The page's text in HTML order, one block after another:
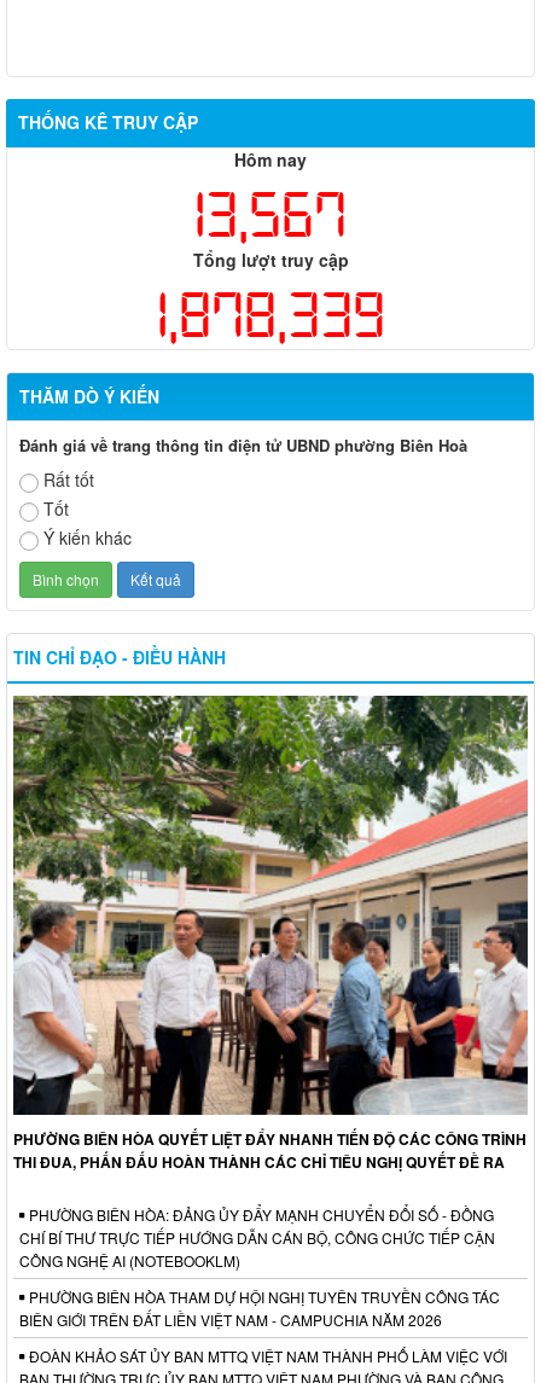
THỐNG KÊ TRUY CẬP
Hôm nay
13,567
Tổng lượt truy cập
1,878,339
THĂM DÒ Ý KIẾN
Đánh giá về trang thông tin điện tử UBND phường Biên Hoà
Rất tốt
Tốt
Ý kiến khác
TIN CHỈ ĐẠO - ĐIỀU HÀNH
PHƯỜNG BIÊN HÒA QUYẾT LIỆT ĐẨY NHANH TIẾN ĐỘ CÁC CÔNG TRÌNH
THI ĐUA, PHẤN ĐẤU HOÀN THÀNH CÁC CHỈ TIÊU NGHỊ QUYẾT ĐỀ RA
PHƯỜNG BIÊN HÒA: ĐẢNG ỦY ĐẨY MẠNH CHUYỂN ĐỔI SỐ - ĐỒNG
CHÍ BÍ THƯ TRỰC TIẾP HƯỚNG DẪN CÁN BỘ, CÔNG CHỨC TIẾP CẬN
CÔNG NGHỆ AI (NOTEBOOKLM)
PHƯỜNG BIÊN HÒA THAM DỰ HỘI NGHỊ TUYÊN TRUYỀN CÔNG TÁC
BIÊN GIỚI TRÊN ĐẤT LIỀN VIỆT NAM - CAMPUCHIA NĂM 2026
ĐOÀN KHẢO SÁT ỦY BAN MTTQ VIỆT NAM THÀNH PHỐ LÀM VIỆC VỚI
BAN THƯỜNG TRỰC ỦY BAN MTTQ VIỆT NAM PHƯỜNG VÀ BAN CÔNG